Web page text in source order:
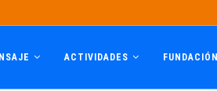
ACTIVIDADES FUNDACIÓN